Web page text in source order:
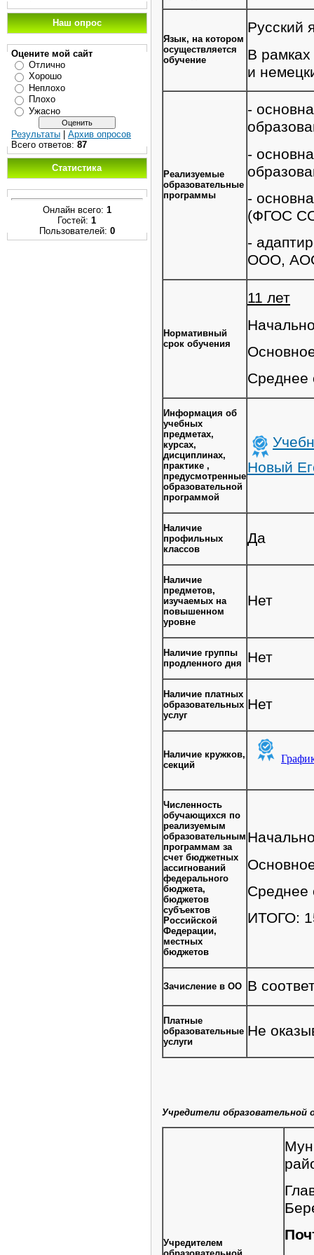
Наш опрос
Оцените мой сайт
Отлично
Хорошо
Неплохо
Плохо
Ужасно
Результаты
Архив опросов
Всего ответов: 87
Статистика
Онлайн всего: 1
Гостей:1
Пользователей: 0
Язык, на котором
осуществляется
обучение
Русский
В рамках
и
Реализуемые
образовательные
программы
-
-
-
(ФГОС
-
ООО,
Нормативный
срок обучения
11 лет
Среднее
Информация об
учебных
предметах,
курсах,
дисциплинах,
практике ,
предусмотренные
образовательной
программой
Новый
Наличие
профильных
классов
Да
Наличие
предметов,
изучаемых на
повышенном
уровне
Нет
Наличие группы
продленного дня
Нет
Наличие платных
образовательных
услуг
Нет
Наличие кружков,
секций
Численность
обучающихся по
реализуемым
образовательным
программам за
счет бюджетных
ассигнований
федерального
бюджета,
бюджетов
субъектов
Российской
Федерации,
местных
бюджетов
Среднее
ИТОГО:
Зачисление в ОО В
Платные
образовательные
услуги
Не
Учредители образовательной
Учредителем